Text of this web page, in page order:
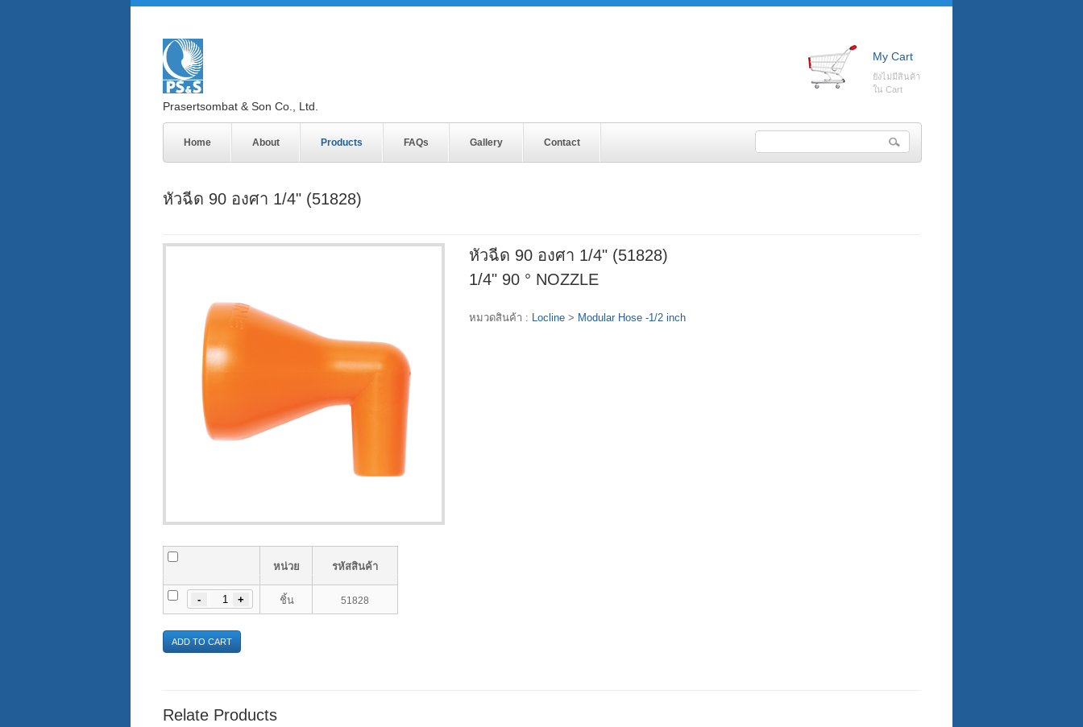
Prasertsombat & Son Co., Ltd.
My Cart
ยังไม่มีสินค้า
ใน Cart
Home About Products FAQs Gallery Contact
หัวฉีด 90 องศา 1/4" (51828)
หัวฉีด 90 องศา 1/4" (51828)
1/4" 90 ° NOZZLE
หมวดสินค้า : Locline > Modular Hose -1/2 inch
หน่วย รหัสสินค้า
ชิ้น 51828
-
ADD TO CART
Relate Products